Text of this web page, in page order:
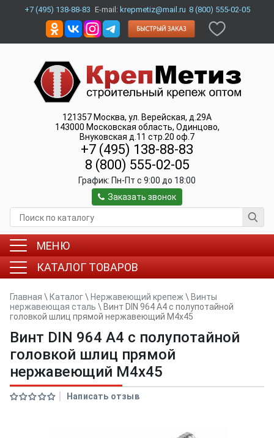
+7 (495) 138-88-83 E-mail: krepmetiz@mail.ru 8 (800) 555-02-05
121357 Москва, ул. Верейская, д.29А
143000 Московская область, Одинцово,
Внуковская д.11 стр.20 оф.7
+7 (495) 138-88-83
8 (800) 555-02-05
График: Пн-Пт c 9:00 до 18:00
Заказать звонок
МЕНЮ
КАТАЛОГ ТОВАРОВ
Главная \ Каталог\ Нержавеющий крепеж \ Винты
нержавеющая сталь \ Винт DIN 964 A4 с полупотайной
головкой шлиц прямой нержавеющий M4x45
Винт DIN 964 A4 с полупотайной
головкой шлиц прямой
нержавеющий M4x45
Написать отзыв